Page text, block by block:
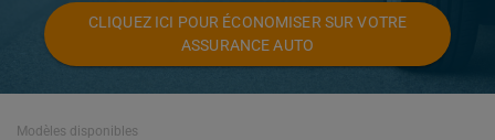
CLIQUEZ ICI POUR ÉCONOMISER SUR VOTRE
ASSURANCE AUTO
Modèles disponibles